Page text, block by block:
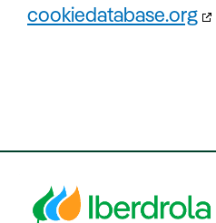
cookiedatabase.org